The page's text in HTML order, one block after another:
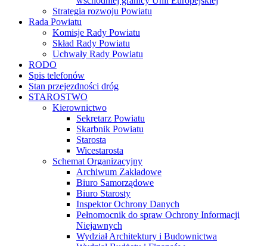
Strategia rozwoju Powiatu
Rada Powiatu
Komisje Rady Powiatu
Skład Rady Powiatu
Uchwały Rady Powiatu
RODO
Spis telefonów
Stan przejezdności dróg
STAROSTWO
Kierownictwo
Sekretarz Powiatu
Skarbnik Powiatu
Starosta
Wicestarosta
Schemat Organizacyjny
Archiwum Zakładowe
Biuro Samorządowe
Biuro Starosty
Inspektor Ochrony Danych
Pełnomocnik do spraw Ochrony Informacji
Niejawnych
Wydział Architektury i Budownictwa